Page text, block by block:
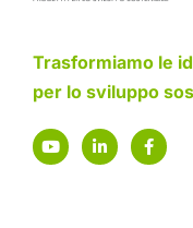
Trasformiamo le
per lo sviluppo